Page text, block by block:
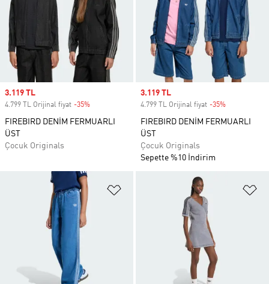
Sale price
3.119 TL
4.799 TL Orijinal fiyat -35%
FIREBIRD DENİM FERMUARLI
ÜST
Çocuk Originals
Sale price
3.119 TL
4.799 TL Orijinal fiyat -35%
FIREBIRD DENİM FERMUARLI
ÜST
Çocuk Originals
Sepette %10 İndirim
Favori Listesine Ekle